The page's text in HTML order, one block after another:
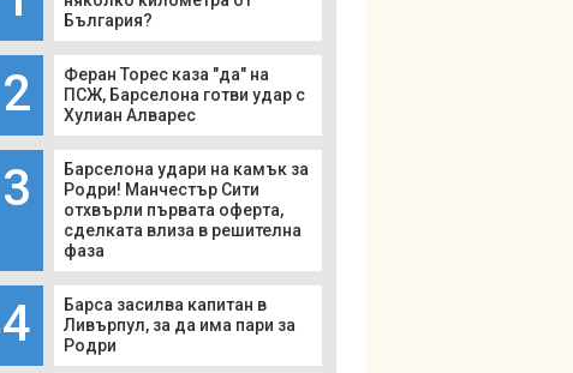
България?
2
Феран Торес каза "да" на
ПСЖ, Барселона готви удар с
Хулиан Алварес
3
Барселона удари на камък за
Родри! Манчестър Сити
отхвърли първата оферта,
сделката влиза в решителна
фаза
4
Барса засилва капитан в
Ливърпул, за да има пари за
Родри